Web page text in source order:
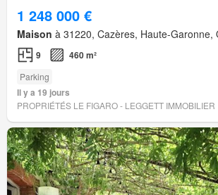
1 248 000 €
Maison à 31220, Cazères, Haute-Garonne,
9 460 m²
Parking
Il y a 19 jours
PROPRIÉTÉS LE FIGARO - LEGGETT IMMOBILIER